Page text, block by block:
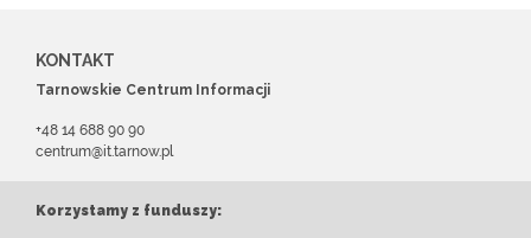
KONTAKT
Tarnowskie Centrum Informacji
+48 14 688 90 90
centrum@it.tarnow.pl
Korzystamy z funduszy: